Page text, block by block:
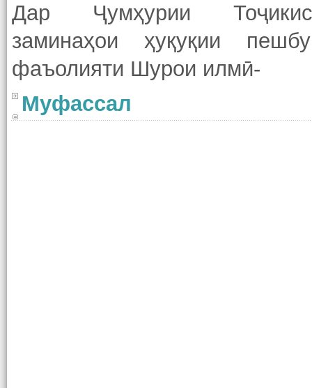
Дар Ҷумҳурии
заминаҳои ҳуқуқии
фаъолияти Шурои илмӣ-
Муфассал